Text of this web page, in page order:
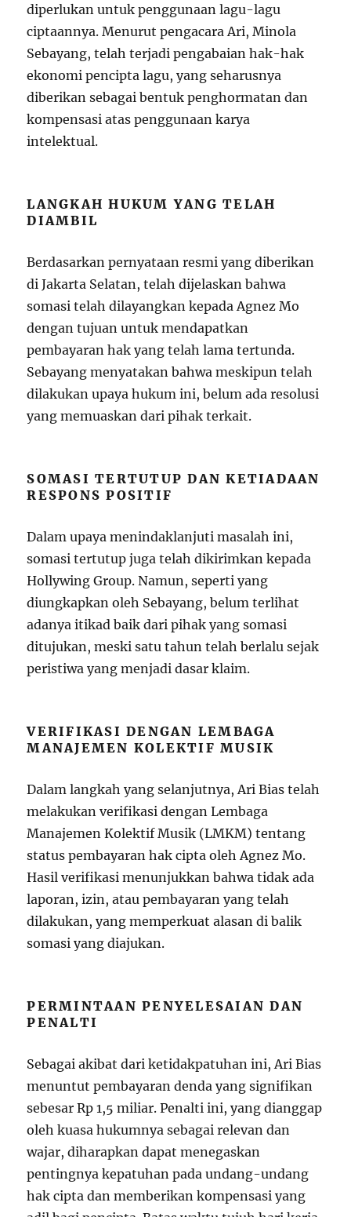
diperlukan untuk penggunaan lagu-lagu
ciptaannya. Menurut pengacara Ari, Minola
Sebayang, telah terjadi pengabaian hak-hak
ekonomi pencipta lagu, yang seharusnya
diberikan sebagai bentuk penghormatan dan
kompensasi atas penggunaan karya
intelektual.
LANGKAH HUKUM YANG TELAH
DIAMBIL
Berdasarkan pernyataan resmi yang diberikan
di Jakarta Selatan, telah dijelaskan bahwa
somasi telah dilayangkan kepada Agnez Mo
dengan tujuan untuk mendapatkan
pembayaran hak yang telah lama tertunda.
Sebayang menyatakan bahwa meskipun telah
dilakukan upaya hukum ini, belum ada resolusi
yang memuaskan dari pihak terkait.
SOMASI TERTUTUP DAN KETIADAAN
RESPONS POSITIF
Dalam upaya menindaklanjuti masalah ini,
somasi tertutup juga telah dikirimkan kepada
Hollywing Group. Namun, seperti yang
diungkapkan oleh Sebayang, belum terlihat
adanya itikad baik dari pihak yang somasi
ditujukan, meski satu tahun telah berlalu sejak
peristiwa yang menjadi dasar klaim.
VERIFIKASI DENGAN LEMBAGA
MANAJEMEN KOLEKTIF MUSIK
Dalam langkah yang selanjutnya, Ari Bias telah
melakukan verifikasi dengan Lembaga
Manajemen Kolektif Musik (LMKM) tentang
status pembayaran hak cipta oleh Agnez Mo.
Hasil verifikasi menunjukkan bahwa tidak ada
laporan, izin, atau pembayaran yang telah
dilakukan, yang memperkuat alasan di balik
somasi yang diajukan.
PERMINTAAN PENYELESAIAN DAN
PENALTI
Sebagai akibat dari ketidakpatuhan ini, Ari Bias
menuntut pembayaran denda yang signifikan
sebesar Rp 1,5 miliar. Penalti ini, yang dianggap
oleh kuasa hukumnya sebagai relevan dan
wajar, diharapkan dapat menegaskan
pentingnya kepatuhan pada undang-undang
hak cipta dan memberikan kompensasi yang